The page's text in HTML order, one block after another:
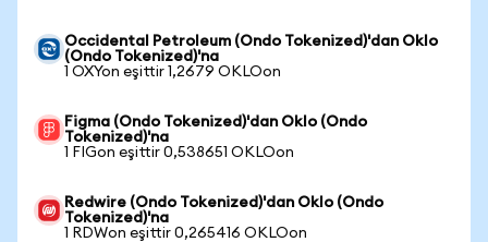
Occidental Petroleum (Ondo Tokenized)'dan Oklo
(Ondo Tokenized)'na
1 OXYon eşittir 1,2679 OKLOon
Figma (Ondo Tokenized)'dan Oklo (Ondo
Tokenized)'na
1 FIGon eşittir 0,538651 OKLOon
Redwire (Ondo Tokenized)'dan Oklo (Ondo
Tokenized)'na
1 RDWon eşittir 0,265416 OKLOon